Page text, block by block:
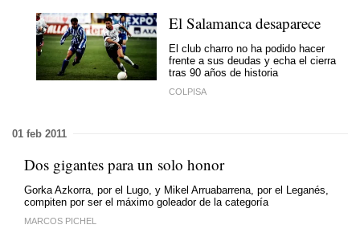
El Salamanca desaparece
El club charro no ha podido hacer
frente a sus deudas y echa el cierra
tras 90 años de historia
COLPISA
01 feb 2011
Dos gigantes para un solo honor
Gorka Azkorra, por el Lugo, y Mikel Arruabarrena, por el Leganés,
compiten por ser el máximo goleador de la categoría
MARCOS PICHEL